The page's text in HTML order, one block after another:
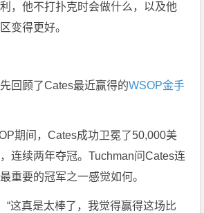
，他不打扑克时会做什么，以及他
变得更好。
回顾了Cates最近赢得的WSOP金手
期间，Cates成功卫冕了50,000美
连续两年夺冠。Tuchman问Cates连
重要的冠军之一感觉如何。
“这真是太棒了，我觉得赢得这场比